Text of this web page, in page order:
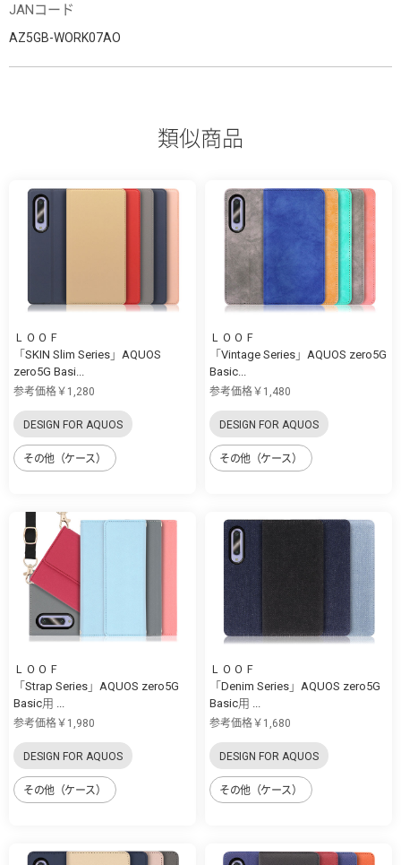
JANコード
AZ5GB-WORK07AO
類似商品
ＬＯＯＦ
「SKIN Slim Series」AQUOS
zero5G Basi...
参考価格￥1,280
DESIGN FOR AQUOS
その他（ケース）
ＬＯＯＦ
「Vintage Series」AQUOS zero5G
Basic...
参考価格￥1,480
DESIGN FOR AQUOS
その他（ケース）
ＬＯＯＦ
「Strap Series」AQUOS zero5G
Basic用 ...
参考価格￥1,980
DESIGN FOR AQUOS
その他（ケース）
ＬＯＯＦ
「Denim Series」AQUOS zero5G
Basic用 ...
参考価格￥1,680
DESIGN FOR AQUOS
その他（ケース）